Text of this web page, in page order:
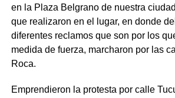
en la Plaza Belgrano de nuestra
que realizaron en el lugar, en donde
diferentes reclamos que son por los
medida de fuerza, marcharon por las
Roca.
Emprendieron la protesta por calle